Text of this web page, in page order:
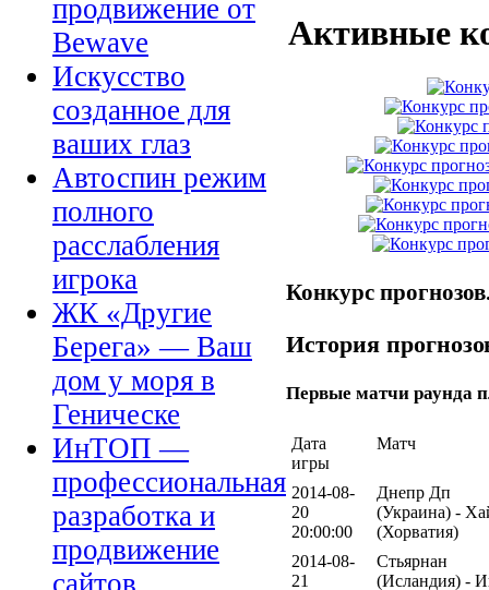
продвижение от
Bewave
Искусство
созданное для
ваших глаз
Автоспин режим
полного
расслабления
игрока
ЖК «Другие
Берега» — Ваш
дом у моря в
Геническе
ИнТОП —
профессиональная
разработка и
продвижение
Активные
Конкурс
История
Первые матчи раунда
Дата
игры
Матч
2014-08-
20
20:00:00
Днепр Дп
(Украина) -
(Хорватия)
2014-08-
21
Стьярнан
(Исландия) -